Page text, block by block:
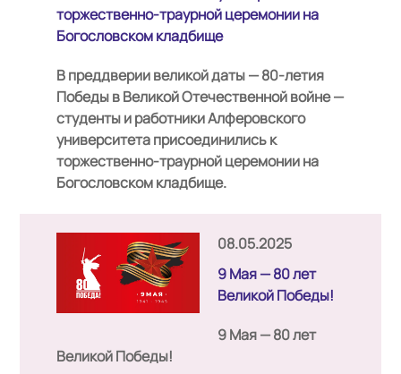
торжественно-траурной церемонии на
Богословском кладбище
В преддверии великой даты — 80-летия
Победы в Великой Отечественной войне —
студенты и работники Алферовского
университета присоединились к
торжественно-траурной церемонии на
Богословском кладбище.
08.05.2025
9 Мая — 80 лет
Великой Победы!
9 Мая — 80 лет
Великой Победы!